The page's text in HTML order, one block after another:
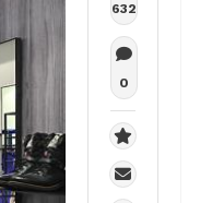
632
0